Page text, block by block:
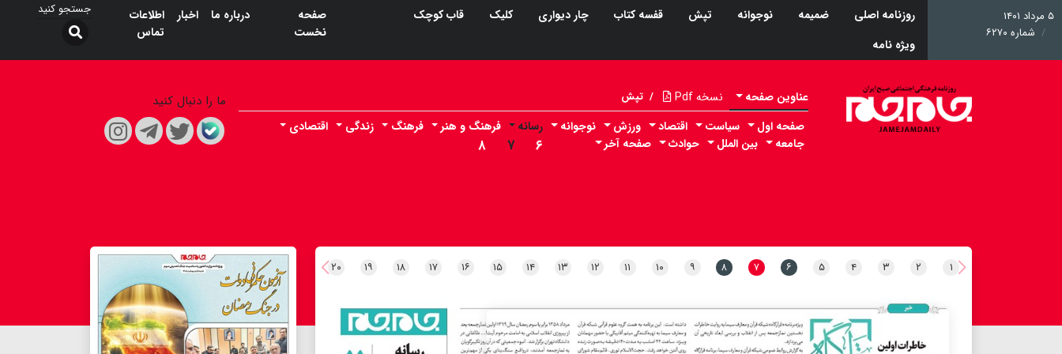
۵ مرداد ۱۴۰۱
شماره ۶۲۷۰
روزنامه اصلی ضمیمه نوجوانه تپش قفسه کتاب چار دیواری کلیک
قاب کوچک
ویژه نامه
صفحه
نخست
درباره ما اخبار
اطلاعات
تماس
عناوین صفحه نسخه Pdf / تپش
صفحه اول سیاست اقتصاد ورزش نوجوانه رسانه
۶ ۷ ۸
فرهنگ و هنر فرهنگ زندگی
اقتصادی
جامعه
بین الملل حوادث صفحه آخر
ما را دنبال کنید
۱ ۲ ۳ ۴ ۵ ۶ ۷ ۸ ۹ ۱۰ ۱۱ ۱۲ ۱۳ ۱۴ ۱۵ ۱۶ ۱۷ ۱۸ ۱۹ ۲۰